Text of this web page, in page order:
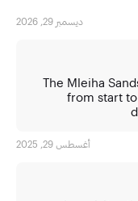
ديسمبر 29, 2026
The Mleiha
from start
أغسطس 29, 2025